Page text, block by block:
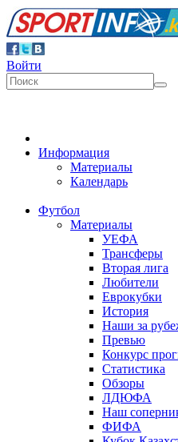
Войти
Информация
Материалы
Календарь
Футбол
Материалы
УЕФА
Трансферы
Вторая лига
Любители
Еврокубки
История
Наши за
Превью
Конкурс
Статистика
Обзоры
ЛДЮФА
Наш
ФИФА